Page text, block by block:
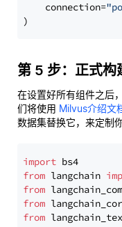
    connection=
第 5 步：正式构
在设置好所有组件之后
们将使用 Milvus介绍文
数据集替换它，来定制
import
from langchain
from
from
from